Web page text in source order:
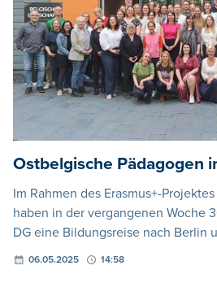
Ostbelgische Pädagogen
Im Rahmen des Erasmus+-
haben in der vergangenen Woche
DG eine Bildungsreise nach Berlin
06.05.2025 14:58